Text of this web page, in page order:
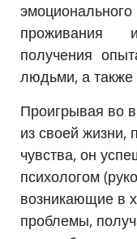
проживания
получения
людьми, а также
Проигрывая во
из своей жизни,
чувства, он
психологом
возникающие в
проблемы,